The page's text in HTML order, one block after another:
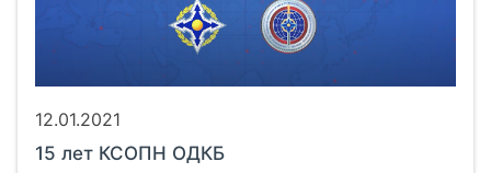
12.01.2021
15 лет КСОПН ОДКБ